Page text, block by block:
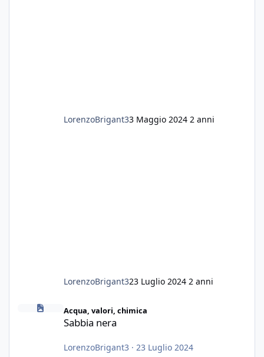
LorenzoBrigant33 Maggio 2024 2 anni
LorenzoBrigant323 Luglio 2024 2 anni
Acqua, valori, chimica
Sabbia nera
LorenzoBrigant3 · 23 Luglio 2024